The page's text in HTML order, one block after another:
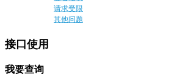
请求受限
其他问题
接口使用
我要查询